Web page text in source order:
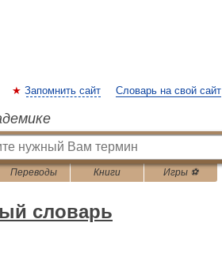
Запомнить сайт Словарь на свой сайт
Переводы Книги Игры ⚽
словарь